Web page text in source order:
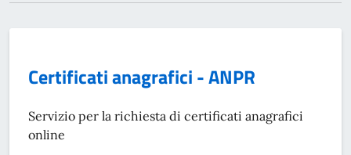
Certificati anagrafici - ANPR
Servizio per la richiesta di certificati anagrafici
online